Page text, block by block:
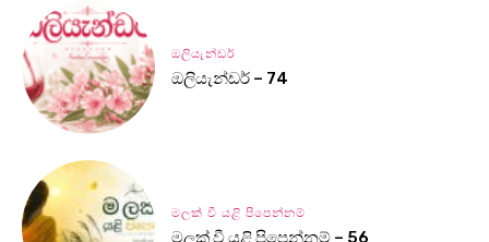
ඔලියැන්ඩර්
ඔලියැන්ඩර් – 74
මලක් වී යළි පිපෙන්නම්
මලක් වී යළි පිපෙන්නම් – 56